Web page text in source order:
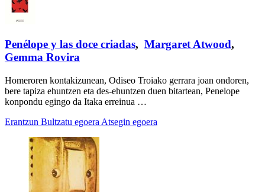
Penélope y las doce criadas, Margaret Atwood,
Gemma Rovira
Homeroren kontakizunean, Odiseo Troiako gerrara joan ondoren,
bere tapiza ehuntzen eta des-ehuntzen duen bitartean, Penelope
konpondu egingo da Itaka erreinua …
Erantzun Bultzatu egoera Atsegin egoera